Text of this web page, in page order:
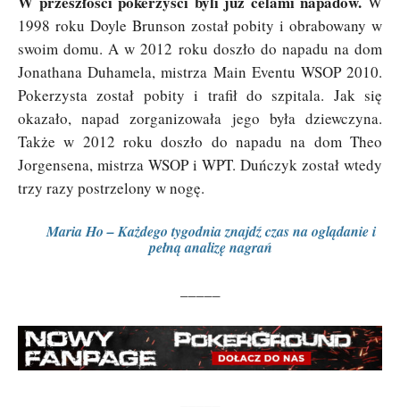
1998 roku Doyle Brunson został pobity i obrabowany w
swoim domu. A w 2012 roku doszło do napadu na dom
Jonathana Duhamela, mistrza Main Eventu WSOP 2010.
Pokerzysta został pobity i trafił do szpitala. Jak się
okazało, napad zorganizowała jego była dziewczyna.
Także w 2012 roku doszło do napadu na dom Theo
Jorgensena, mistrza WSOP i WPT. Duńczyk został wtedy
trzy razy postrzelony w nogę.
Maria Ho – Każdego tygodnia znajdź czas na oglądanie i
pełną analizę nagrań